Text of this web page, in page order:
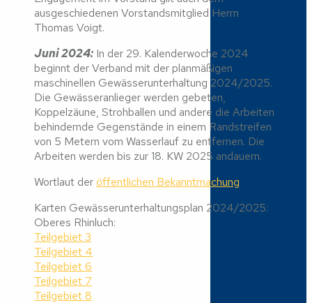
ausgeschiedenen Vorstandsmitglied Herrn
Thomas Voigt.
Juni 2024: In der 29. Kalenderwoche 2024
beginnt der Verband mit der planmäßigen
maschinellen Gewässerunterhaltung 2024/2025.
Die Gewässeranlieger werden gebeten,
Koppelzäune, Strohballen und andere die Arbeiten
behindernde Gegenstände in einem Randstreifen
von 5 Metern vom Wasserlauf zu entfernen. Die
Arbeiten werden bis zur 18. KW 2025 andauern.
Wortlaut deröffentlichen Bekanntmachung
Karten Gewässerunterhaltungsplan 2024/2025:
Oberes Rhinluch:
Teilgebiet 3
Teilgebiet 4
Teilgebiet 6
Teilgebiet 7
Teilgebiet 8